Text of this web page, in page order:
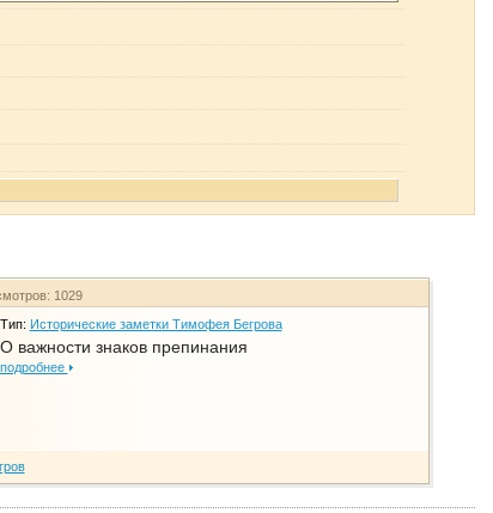
1029
Тип: Исторические заметки Тимофея Бегрова
О важности знаков препинания
подробнее